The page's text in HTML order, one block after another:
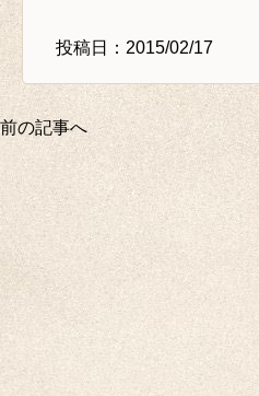
投稿日：2015/02/17
前の記事へ